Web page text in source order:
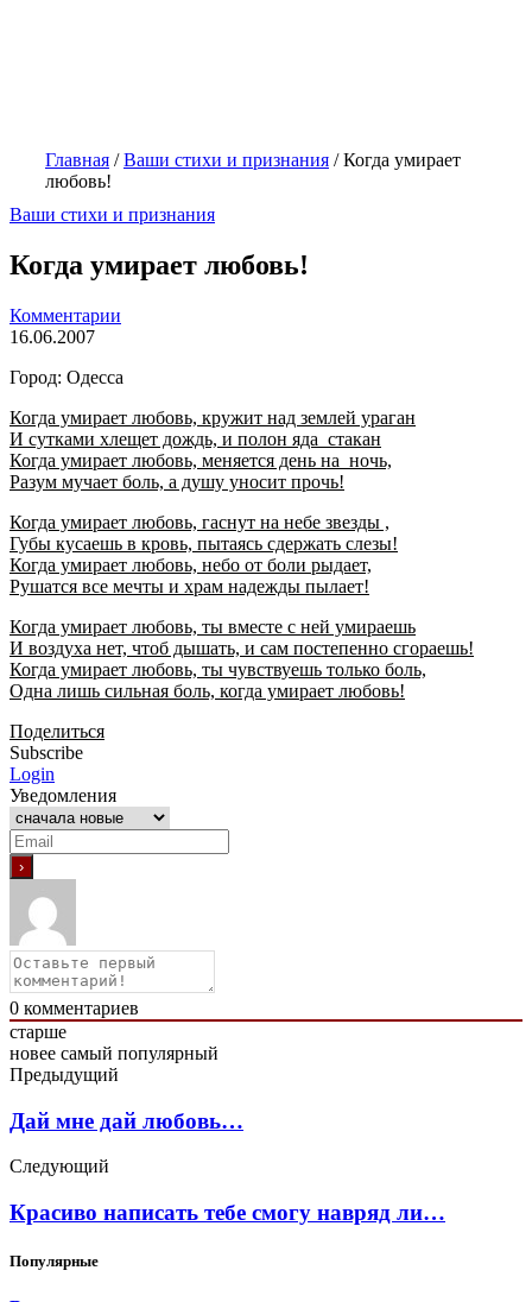
Главная /Ваши стихи и признания /Когда умирает
любовь!
Ваши стихи и признания
Когда умирает любовь!
Комментарии
16.06.2007
Город: Одесса
Когда умирает любовь, кружит над землей ураган
И сутками хлещет дождь, и полон яда стакан
Когда умирает любовь, меняется день на ночь,
Разум мучает боль, а душу уносит прочь!
Когда умирает любовь, гаснут на небе звезды ,
Губы кусаешь в кровь, пытаясь сдержать слезы!
Когда умирает любовь, небо от боли рыдает,
Рушатся все мечты и храм надежды пылает!
Когда умирает любовь, ты вместе с ней умираешь
И воздуха нет, чтоб дышать, и сам постепенно сгораешь!
Когда умирает любовь, ты чувствуешь только боль,
Одна лишь сильная боль, когда умирает любовь!
Поделиться
Subscribe
Login
Уведомления
0 комментариев
старше
новее самый популярный
Предыдущий
Дай мне дай любовь…
Следующий
Красиво написать тебе смогу навряд ли…
Популярные